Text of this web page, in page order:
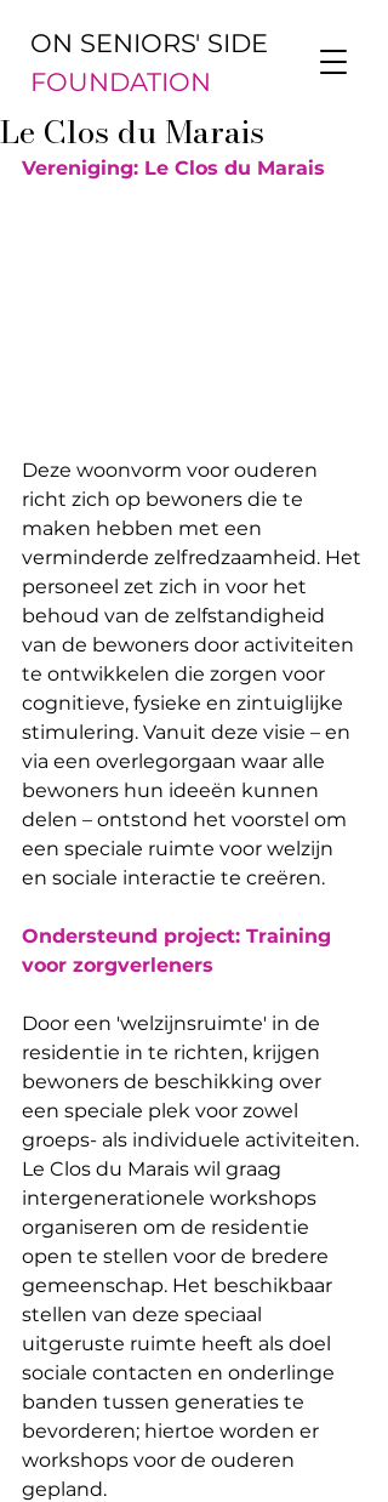
ON SENIORS' SIDE
FOUNDATION
Le Clos du Marais
Vereniging: Le Clos du Marais
Deze woonvorm voor ouderen
richt zich op bewoners die te
maken hebben met een
verminderde zelfredzaamheid. Het
personeel zet zich in voor het
behoud van de zelfstandigheid
van de bewoners door activiteiten
te ontwikkelen die zorgen voor
cognitieve, fysieke en zintuiglijke
stimulering. Vanuit deze visie – en
via een overlegorgaan waar alle
bewoners hun ideeën kunnen
delen – ontstond het voorstel om
een ​​speciale ruimte voor welzijn
en sociale interactie te creëren.
Ondersteund project: Training
voor zorgverleners
Door een 'welzijnsruimte' in de
residentie in te richten, krijgen
bewoners de beschikking over
een speciale plek voor zowel
groeps- als individuele activiteiten.
Le Clos du Marais wil graag
intergenerationele workshops
organiseren om de residentie
open te stellen voor de bredere
gemeenschap. Het beschikbaar
stellen van deze speciaal
uitgeruste ruimte heeft als doel
sociale contacten en onderlinge
banden tussen generaties te
bevorderen; hiertoe worden er
workshops voor de ouderen
gepland.